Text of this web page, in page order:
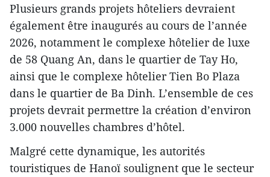
Plusieurs grands projets hôteliers devraient
également être inaugurés au cours de l’année
2026, notamment le complexe hôtelier de luxe
de 58 Quang An, dans le quartier de Tay Ho,
ainsi que le complexe hôtelier Tien Bo Plaza
dans le quartier de Ba Dinh. L’ensemble de ces
projets devrait permettre la création d’environ
3.000 nouvelles chambres d’hôtel.
Malgré cette dynamique, les autorités
touristiques de Hanoï soulignent que le secteur